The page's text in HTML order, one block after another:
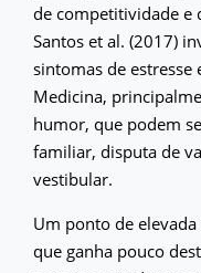
de competitividade e
Santos et al. (2017)
sintomas de
Medicina,
humor, que podem
familiar, disputa de
vestibular.
Um ponto de
que ganha pouco